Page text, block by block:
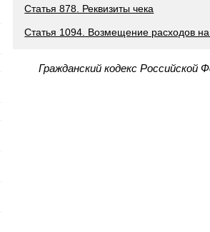
Статья 878. Реквизиты чека
Статья 1094. Возмещение расходов
Гражданский кодекс